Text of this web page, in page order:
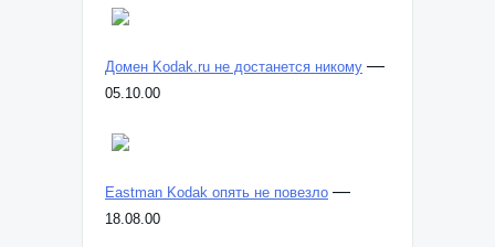
Домен Kodak.ru не достанется никому —
05.10.00
Eastman Kodak опять не повезло —
18.08.00